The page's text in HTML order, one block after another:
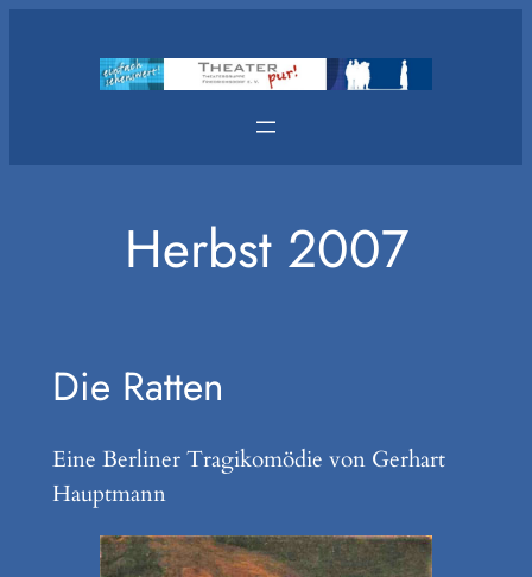
Herbst 2007
Die Ratten
Eine Berliner Tragikomödie von Gerhart
Hauptmann